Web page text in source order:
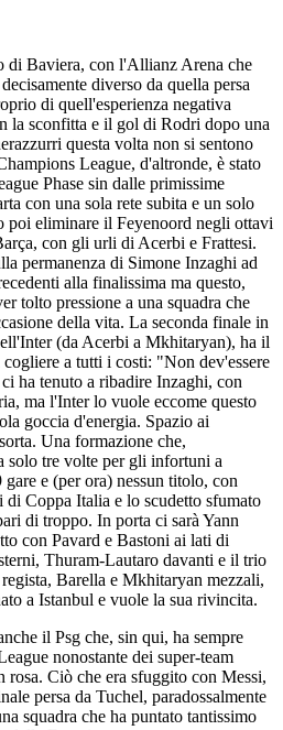
di Baviera, con l'Allianz Arena che
diverso da quella persa
di quell'esperienza negativa
la sconfitta e il gol di Rodri dopo una
questa volta non si sentono
League, d'altronde, è stato
Phase sin dalle primissime
con una sola rete subita e un solo
poi eliminare il Feyenoord negli ottavi
con gli urli di Acerbi e Frattesi.
permanenza di Simone Inzaghi ad
alla finalissima ma questo,
tolto pressione a una squadra che
della vita. La seconda finale in
(da Acerbi a Mkhitaryan), ha il
a tutti i costi: "Non dev'essere
ha tenuto a ribadire Inzaghi, con
ma l'Inter lo vuole eccome questo
goccia d'energia. Spazio ai
Una formazione che,
solo tre volte per gli infortuni a
e (per ora) nessun titolo, con
Coppa Italia e lo scudetto sfumato
di troppo. In porta ci sarà Yann
con Pavard e Bastoni ai lati di
Thuram-Lautaro davanti e il trio
Barella e Mkhitaryan mezzali,
a Istanbul e vuole la sua rivincita.
il Psg che, sin qui, ha sempre
nonostante dei super-team
Ciò che era sfuggito con Messi,
persa da Tuchel, paradossalmente
squadra che ha puntato tantissimo